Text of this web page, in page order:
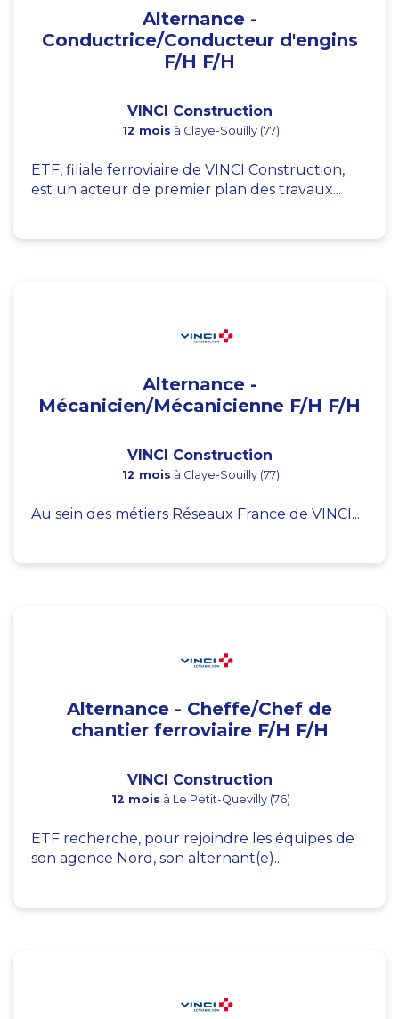
Alternance -
Conductrice/Conducteur d'engins
F/H F/H
VINCI Construction
12 mois à Claye-Souilly (77)
ETF, filiale ferroviaire de VINCI Construction,
est un acteur de premier plan des travaux...
Alternance -
Mécanicien/Mécanicienne F/H F/H
VINCI Construction
12 mois à Claye-Souilly (77)
Au sein des métiers Réseaux France de VINCI...
Alternance - Cheffe/Chef de
chantier ferroviaire F/H F/H
VINCI Construction
12 mois à Le Petit-Quevilly (76)
ETF recherche, pour rejoindre les équipes de
son agence Nord, son alternant(e)...